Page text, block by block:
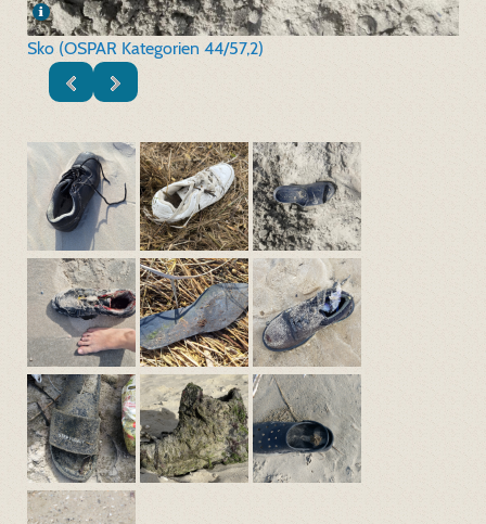
Sko (OSPAR Kategorien 44/57,2)